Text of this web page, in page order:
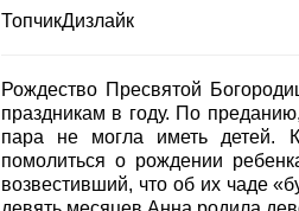
ТопчикДизлайк
Рождество Пресвятой
праздникам в году. По
пара не могла иметь детей.
помолиться о рождении
возвестивший, что об их чаде